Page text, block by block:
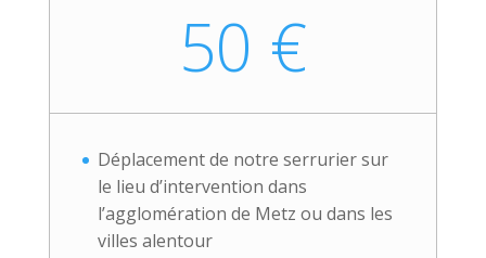
50 €
Déplacement de notre serrurier sur
le lieu d’intervention dans
l’agglomération de Metz ou dans les
villes alentour